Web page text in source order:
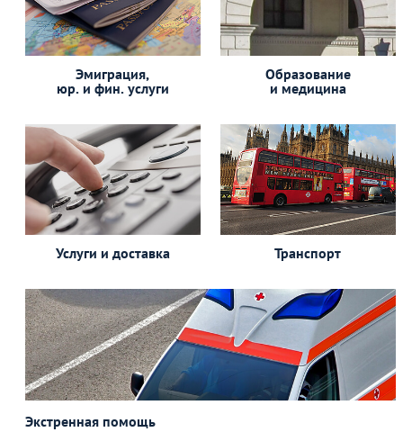
Эмиграция,
юр. и фин. услуги
Образование
и медицина
Услуги и доставка Транспорт
Экстренная помощь